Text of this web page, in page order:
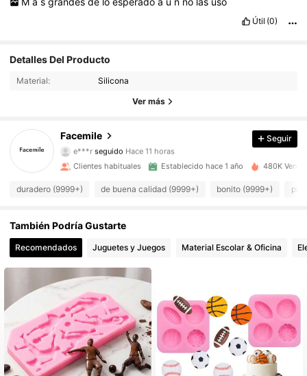
Útil (0)
Detalles Del Producto
Material: Silicona
Ver más
Facemile
4.92 19K Seguidores
19K Seguidores
e***r seguido Hace 11 horas
4.92
19K Seguidores
4.92 19K Seguidores
4.92 19K Seguidores
4.92
4.92
4.92 19K Seguidores
4.92 19K Seguidores
Seguir
Clientes habituales Establecido hace 1 año 480K
duradero (9999+) de buena calidad (9999+) bonito (9999+)
También Podría Gustarte
Recomendados Juguetes y Juegos Material Escolar & Oficina